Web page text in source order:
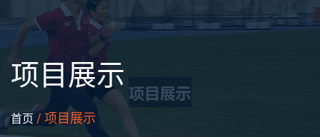
项目展示
首页 / 项目展示